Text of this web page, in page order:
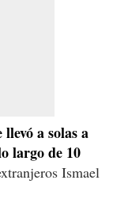
a solas a
largo de 10
Ismael